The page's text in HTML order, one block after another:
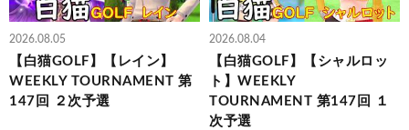
2026.08.05
【白猫GOLF】【レイン】
WEEKLY TOURNAMENT 第
147回 ２次予選
2026.08.04
【白猫GOLF】【シャルロッ
ト】WEEKLY
TOURNAMENT 第147回 １
次予選